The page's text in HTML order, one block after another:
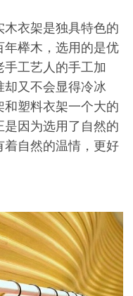
木衣架是独具特色的
年榉木，选用的是优
手工艺人的手工加
又不会显得冷冰
塑料衣架一个大的
因为选用了自然的
自然的温情，更好